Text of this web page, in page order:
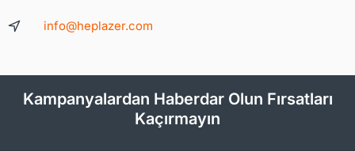
info@heplazer.com
Kampanyalardan Haberdar Olun Fırsatları
Kaçırmayın